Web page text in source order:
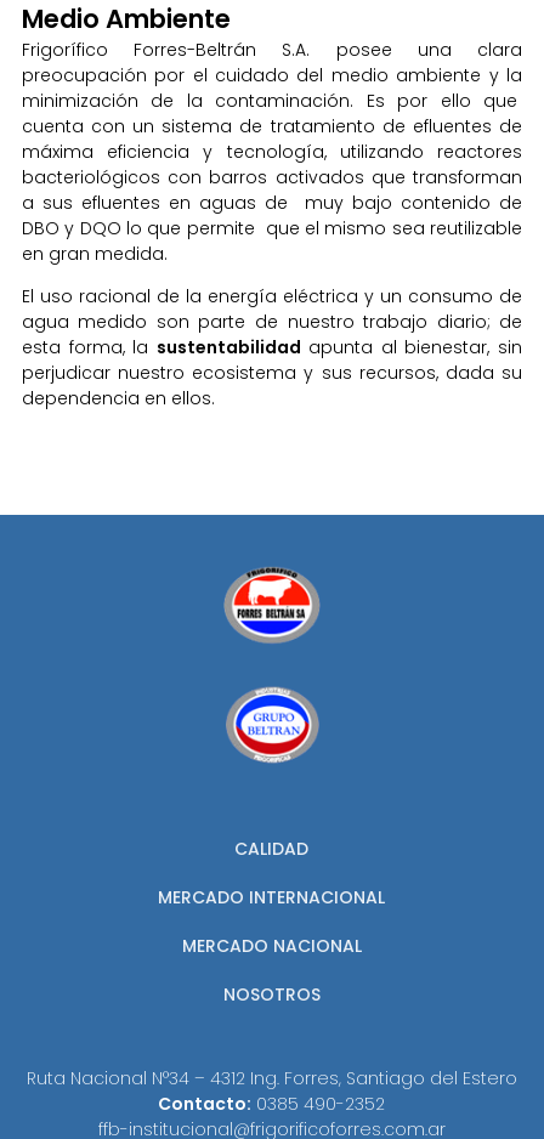
Medio Ambiente
Frigorífico Forres-Beltrán S.A. posee una clara
preocupación por el cuidado del medio ambiente y la
minimización de la contaminación. Es por ello que
cuenta con un sistema de tratamiento de efluentes de
máxima eficiencia y tecnología, utilizando reactores
bacteriológicos con barros activados que transforman
a sus efluentes en aguas de muy bajo contenido de
DBO y DQO lo que permite que el mismo sea reutilizable
en gran medida.
El uso racional de la energía eléctrica y un consumo de
agua medido son parte de nuestro trabajo diario; de
esta forma, la sustentabilidad apunta al bienestar, sin
perjudicar nuestro ecosistema y sus recursos, dada su
dependencia en ellos.
CALIDAD
MERCADO INTERNACIONAL
MERCADO NACIONAL
NOSOTROS
Ruta Nacional N°34 – 4312 Ing. Forres, Santiago del Estero
Contacto: 0385 490-2352
ffb-institucional@frigorificoforres.com.ar